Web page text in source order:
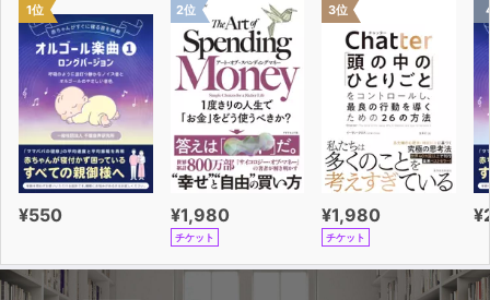
1位
¥550
2位
¥1,980
チケット
3位
¥1,980
チケット